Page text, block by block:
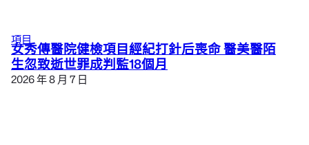
項目
女秀傳醫院健檢項目經紀打針后喪命 醫美醫陌
生忽致逝世罪成判監18個月
2026 年 8 月 7 日